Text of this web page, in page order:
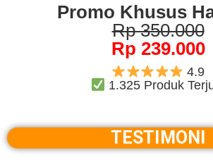
Promo Khusus
Rp 350.000
Rp 239.000
4.9
1.325 Produk
TESTIMONI